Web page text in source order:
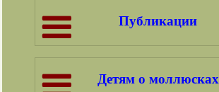
Публикации
Детям о моллюсках
Cochlodina laminata
Succinea putris